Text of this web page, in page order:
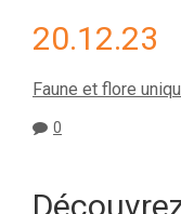
20.12.23
Faune et flore
0